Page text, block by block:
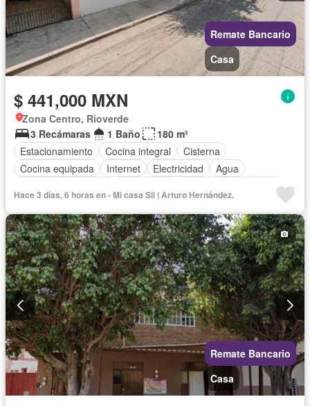
Remate Bancario
Casa
$ 441,000 MXN
Zona Centro, Rioverde
3 Recámaras
1 Baño
180 m²
Estacionamiento
Cocina integral
Cisterna
Cocina equipada
Internet Electricidad
Agua
Wifi
Permite mascotas
Permite niños
Parcialmente amueblado
Hace 3 días, 6 horas en - Mi casa Sii | Arturo Hernández.
Remate Bancario
Casa